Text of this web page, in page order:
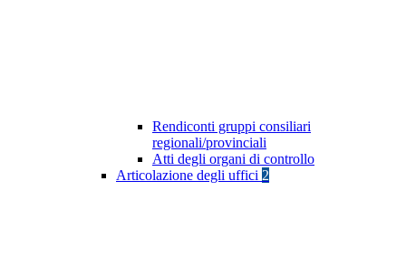
Rendiconti gruppi consiliari
regionali/provinciali
Atti degli organi di controllo
Articolazione degli uffici 2